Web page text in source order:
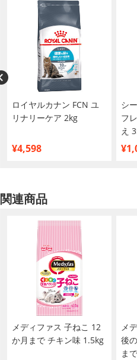
ロイヤルカナン FCN ユ
リナリーケア 2kg
¥4,598
シ
フ
え
い】
関連商品
メディファス 子ねこ 12
か月まで チキン味 1.5kg
メ
後
ま